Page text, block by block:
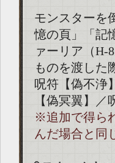
モンスターを
憶の頁」「記
ァーリア（H-
ものを渡した
呪符【偽不浄
【偽冥翼】／
※追加で得ら
んだ場合と同